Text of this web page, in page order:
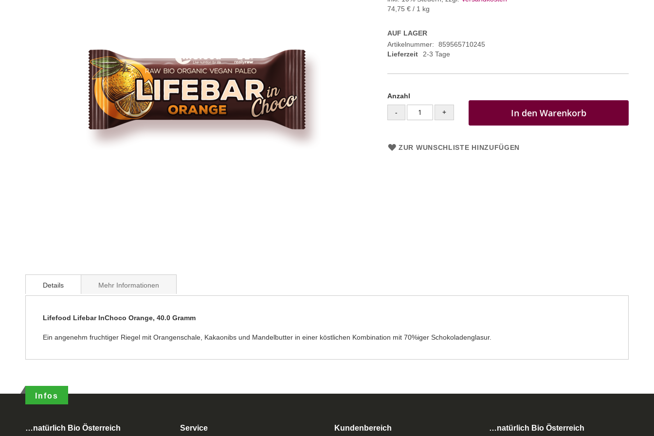
74,75 € / 1 kg
AUF LAGER
Artikelnummer
859565710245
Lieferzeit
2-3 Tage
Anzahl
- + In den Warenkorb
ZUR WUNSCHLISTE HINZUFÜGEN
Details
Lifefood Lifebar InChoco Orange, 40.0 Gramm
Ein angenehm fruchtiger Riegel mit Orangenschale, Kakaonibs und Mandelbutter in einer köstlichen Kombination mit 70%iger Schokoladenglasur.
Mehr Informationen
Infos
…natürlich Bio Österreich Service Kundenbereich …natürlich Bio Österreich